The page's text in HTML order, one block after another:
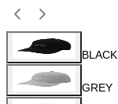
BLACK
GREY